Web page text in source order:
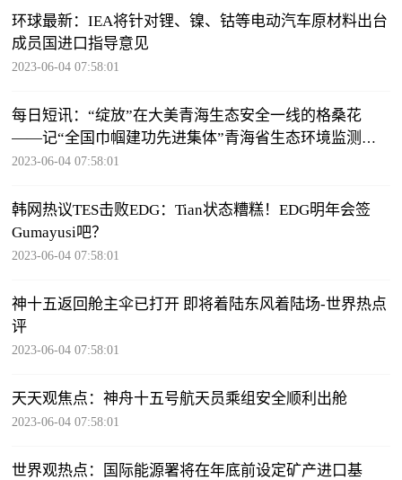
环球最新：IEA将针对锂、镍、钴等电动汽车原材料出台
成员国进口指导意见
2023-06-04 07:58:01
每日短讯：“绽放”在大美青海生态安全一线的格桑花
——记“全国巾帼建功先进集体”青海省生态环境监测中
心
2023-06-04 07:58:01
韩网热议TES击败EDG：Tian状态糟糕！EDG明年会签
Gumayusi吧？
2023-06-04 07:58:01
神十五返回舱主伞已打开 即将着陆东风着陆场-世界热点
评
2023-06-04 07:58:01
天天观焦点：神舟十五号航天员乘组安全顺利出舱
2023-06-04 07:58:01
世界观热点：国际能源署将在年底前设定矿产进口基